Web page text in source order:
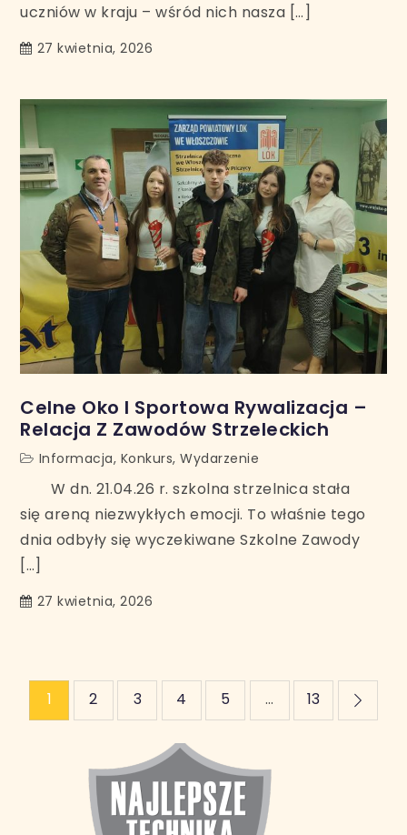
uczniów w kraju – wśród nich nasza […]
27 kwietnia, 2026
Celne Oko I Sportowa Rywalizacja –
Relacja Z Zawodów Strzeleckich
Informacja, Konkurs,Wydarzenie
W dn. 21.04.26 r. szkolna strzelnica stała
się areną niezwykłych emocji. To właśnie tego
dnia odbyły się wyczekiwane Szkolne Zawody
[…]
27 kwietnia, 2026
Stronicowanie
wpisów
1 2 3 4 5 … 13